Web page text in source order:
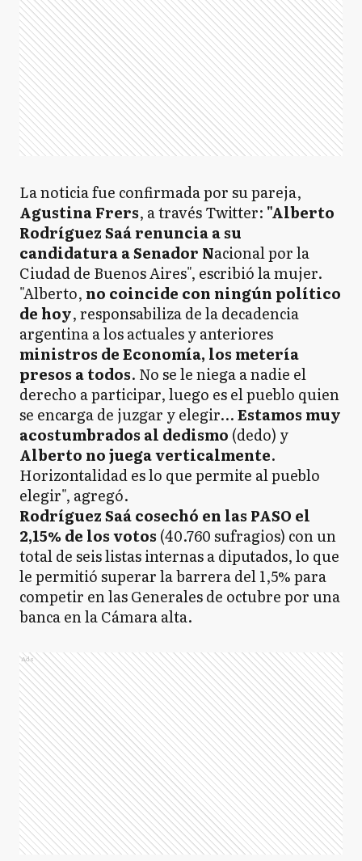
La noticia fue confirmada por su pareja,
Agustina Frers, a través Twitter: "Alberto
Rodríguez Saá renuncia a su
candidatura a Senador Nacional por la
Ciudad de Buenos Aires", escribió la mujer.
"Alberto, no coincide con ningún político
de hoy, responsabiliza de la decadencia
argentina a los actuales y anteriores
ministros de Economía, los metería
presos a todos. No se le niega a nadie el
derecho a participar, luego es el pueblo quien
se encarga de juzgar y elegir...Estamos muy
acostumbrados al dedismo (dedo) y
Alberto no juega verticalmente.
Horizontalidad es lo que permite al pueblo
elegir", agregó.
Rodríguez Saá cosechó en las PASO el
2,15% de los votos (40.760 sufragios) con un
total de seis listas internas a diputados, lo que
le permitió superar la barrera del 1,5% para
competir en las Generales de octubre por una
banca en la Cámara alta.
Ads